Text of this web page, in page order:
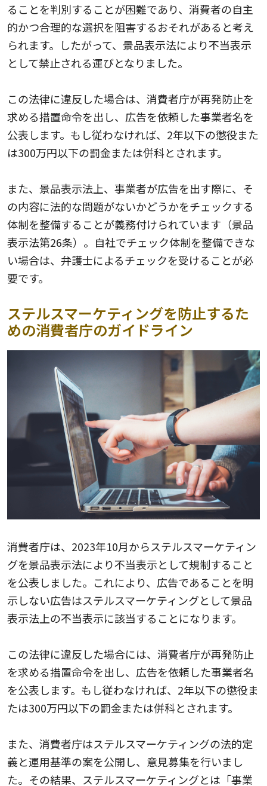
ることを判別することが困難であり、消費者の自主
的かつ合理的な選択を阻害するおそれがあると考え
られます。したがって、景品表示法により不当表示
として禁止される運びとなりました。
この法律に違反した場合は、消費者庁が再発防止を
求める措置命令を出し、広告を依頼した事業者名を
公表します。もし従わなければ、2年以下の懲役また
は300万円以下の罰金または併科とされます。
また、景品表示法上、事業者が広告を出す際に、そ
の内容に法的な問題がないかどうかをチェックする
体制を整備することが義務付けられています（景品
表示法第26条）。自社でチェック体制を整備できな
い場合は、弁護士によるチェックを受けることが必
要です。
ステルスマーケティングを防止するた
めの消費者庁のガイドライン
消費者庁は、2023年10月からステルスマーケティン
グを景品表示法により不当表示として規制すること
を公表しました。これにより、広告であることを明
示しない広告はステルスマーケティングとして景品
表示法上の不当表示に該当することになります。
この法律に違反した場合には、消費者庁が再発防止
を求める措置命令を出し、広告を依頼した事業者名
を公表します。もし従わなければ、2年以下の懲役ま
たは300万円以下の罰金または併科とされます。
また、消費者庁はステルスマーケティングの法的定
義と運用基準の案を公開し、意見募集を行いまし
た。その結果、ステルスマーケティングとは「事業